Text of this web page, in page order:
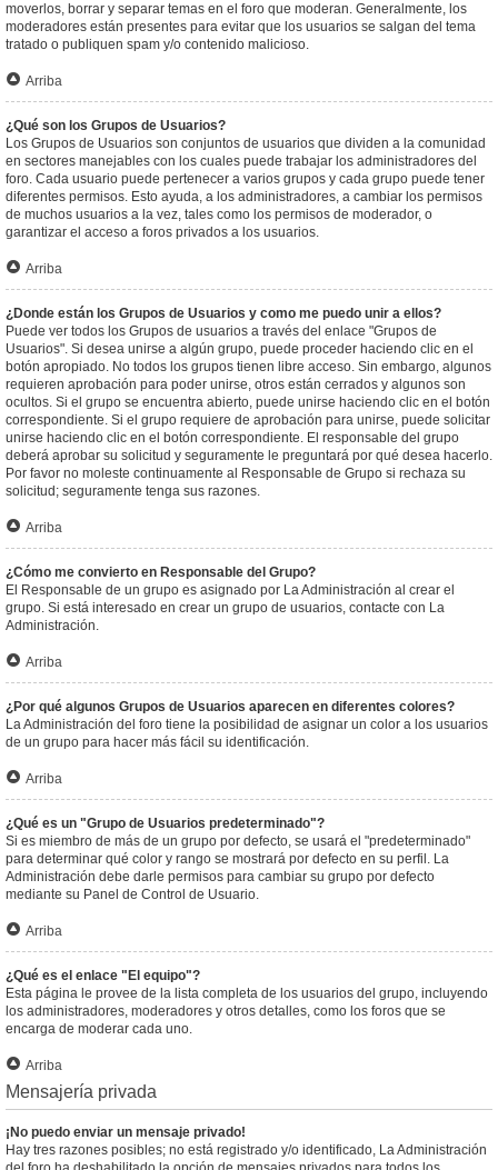
moverlos, borrar y separar temas en el foro que moderan. Generalmente, los
moderadores están presentes para evitar que los usuarios se salgan del tema
tratado o publiquen spam y/o contenido malicioso.
Arriba
¿Qué son los Grupos de Usuarios?
Los Grupos de Usuarios son conjuntos de usuarios que dividen a la comunidad
en sectores manejables con los cuales puede trabajar los administradores del
foro. Cada usuario puede pertenecer a varios grupos y cada grupo puede tener
diferentes permisos. Esto ayuda, a los administradores, a cambiar los permisos
de muchos usuarios a la vez, tales como los permisos de moderador, o
garantizar el acceso a foros privados a los usuarios.
Arriba
¿Donde están los Grupos de Usuarios y como me puedo unir a ellos?
Puede ver todos los Grupos de usuarios a través del enlace "Grupos de
Usuarios". Si desea unirse a algún grupo, puede proceder haciendo clic en el
botón apropiado. No todos los grupos tienen libre acceso. Sin embargo, algunos
requieren aprobación para poder unirse, otros están cerrados y algunos son
ocultos. Si el grupo se encuentra abierto, puede unirse haciendo clic en el botón
correspondiente. Si el grupo requiere de aprobación para unirse, puede solicitar
unirse haciendo clic en el botón correspondiente. El responsable del grupo
deberá aprobar su solicitud y seguramente le preguntará por qué desea hacerlo.
Por favor no moleste continuamente al Responsable de Grupo si rechaza su
solicitud; seguramente tenga sus razones.
Arriba
¿Cómo me convierto en Responsable del Grupo?
El Responsable de un grupo es asignado por La Administración al crear el
grupo. Si está interesado en crear un grupo de usuarios, contacte con La
Administración.
Arriba
¿Por qué algunos Grupos de Usuarios aparecen en diferentes colores?
La Administración del foro tiene la posibilidad de asignar un color a los usuarios
de un grupo para hacer más fácil su identificación.
Arriba
¿Qué es un "Grupo de Usuarios predeterminado"?
Si es miembro de más de un grupo por defecto, se usará el "predeterminado"
para determinar qué color y rango se mostrará por defecto en su perfil. La
Administración debe darle permisos para cambiar su grupo por defecto
mediante su Panel de Control de Usuario.
Arriba
¿Qué es el enlace "El equipo"?
Esta página le provee de la lista completa de los usuarios del grupo, incluyendo
los administradores, moderadores y otros detalles, como los foros que se
encarga de moderar cada uno.
Arriba
Mensajería privada
¡No puedo enviar un mensaje privado!
Hay tres razones posibles; no está registrado y/o identificado, La Administración